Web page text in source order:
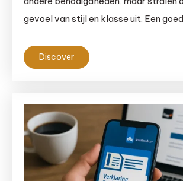
gevoel van stijl en klasse uit. Een
Discover